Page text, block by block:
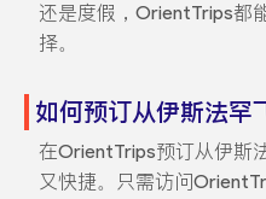
还是度假，OrientTrips都
择。
如何预订从伊斯法罕
在OrientTrips预订从伊斯
又快捷。只需访问